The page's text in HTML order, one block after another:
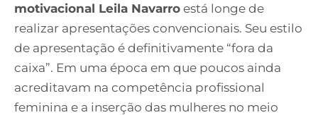
motivacional Leila Navarro está longe de
realizar apresentações convencionais. Seu estilo
de apresentação é definitivamente “fora da
caixa”. Em uma época em que poucos ainda
acreditavam na competência profissional
feminina e a inserção das mulheres no meio